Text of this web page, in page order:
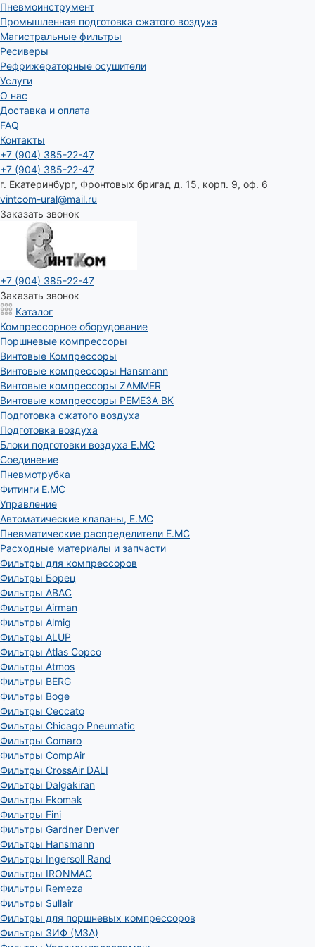
Пневмоинструмент
Промышленная подготовка сжатого воздуха
Магистральные фильтры
Ресиверы
Рефрижераторные осушители
Услуги
О нас
Доставка и оплата
FAQ
Контакты
+7 (904) 385-22-47
+7 (904) 385-22-47
г. Екатеринбург, Фронтовых бригад д. 15, корп. 9, оф. 6
vintcom-ural@mail.ru
Заказать звонок
+7 (904) 385-22-47
Заказать звонок
Каталог
Компрессорное оборудование
Поршневые компрессоры
Винтовые Компрессоры
Винтовые компрессоры Hansmann
Винтовые компрессоры ZAMMER
Винтовые компрессоры РЕМЕЗА ВК
Подготовка сжатого воздуха
Подготовка воздуха
Блоки подготовки воздуха E.MC
Соединение
Пневмотрубка
Фитинги E.MC
Управление
Автоматические клапаны, Е.МС
Пневматические распределители E.MC
Расходные материалы и запчасти
Фильтры для компрессоров
Фильтры Борец
Фильтры ABAC
Фильтры Airman
Фильтры Almig
Фильтры ALUP
Фильтры Atlas Copco
Фильтры Atmos
Фильтры BERG
Фильтры Boge
Фильтры Ceccato
Фильтры Chicago Pneumatic
Фильтры Comaro
Фильтры CompAir
Фильтры CrossAir DALI
Фильтры Dalgakiran
Фильтры Ekomak
Фильтры Fini
Фильтры Gardner Denver
Фильтры Hansmann
Фильтры Ingersoll Rand
Фильтры IRONMAC
Фильтры Remeza
Фильтры Sullair
Фильтры для поршневых компрессоров
Фильтры ЗИФ (МЗА)